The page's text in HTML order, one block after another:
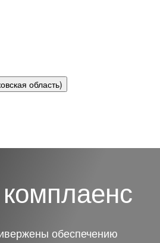
(Московская область)
обеспечению